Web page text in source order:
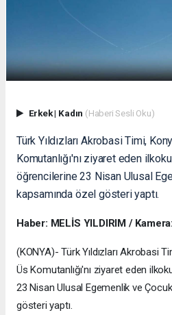
Erkek| Kadın (Haberi Sesli Oku)
Türk Yıldızları Akrobasi Timi,
Komutanlığı'nı ziyaret eden
öğrencilerine 23 Nisan Ulusal
kapsamında özel gösteri yaptı.
Haber: MELİS YILDIRIM /
(KONYA)- Türk Yıldızları Akrobasi
Üs Komutanlığı'nı ziyaret eden
23 Nisan Ulusal Egemenlik ve
gösteri yaptı.